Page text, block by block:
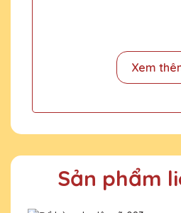
CSKH Pha Lê
2020-01-01
đã được ghi dưới
gia công in nội
Xem
Sản phẩm